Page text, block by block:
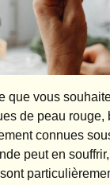
que vous
de peau rouge,
connues
peut en